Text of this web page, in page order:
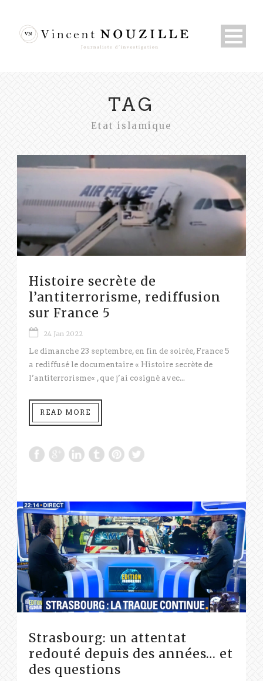
TAG
Etat islamique
Histoire secrète de
l’antiterrorisme, rediffusion
sur France 5
24 Jan 2022
Le dimanche 23 septembre, en fin de soirée, France 5
a rediffusé le documentaire « Histoire secrète de
l’antiterrorisme« , que j’ai cosigné avec...
READ MORE
Strasbourg: un attentat
redouté depuis des années… et
des questions